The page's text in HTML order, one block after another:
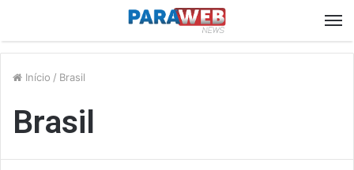
Início / Brasil
Brasil